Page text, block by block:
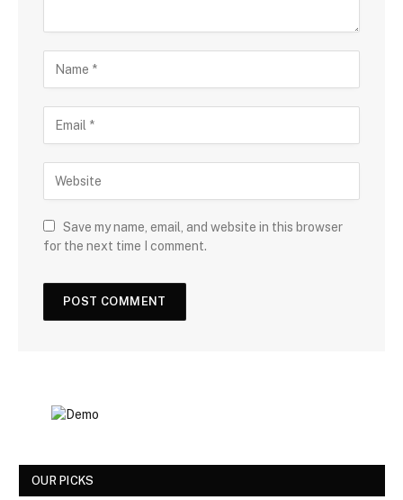
Save my name, email, and website in this browser
for the next time I comment.
OUR PICKS